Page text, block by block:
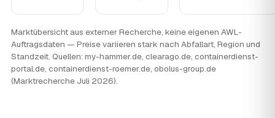
Marktübersicht aus externer Recherche, keine eigenen AWL-
Auftragsdaten — Preise variieren stark nach Abfallart, Region und
Standzeit. Quellen: my-hammer.de, clearago.de, containerdienst-
portal.de, containerdienst-roemer.de, obolus-group.de
(Marktrecherche Juli 2026).